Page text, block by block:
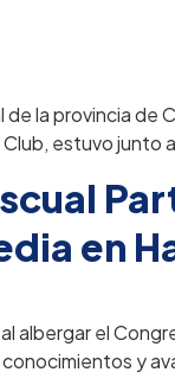
la provincia de
estuvo junto
en
albergar el
y